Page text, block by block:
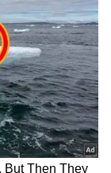
ಗಮನಕ್ಕೆ: ಹಳಿ